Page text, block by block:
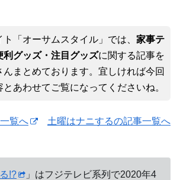
ト「オーサムスタイル」では、 家事テ
利グッズ・注目グッズに関する記事を
んまとめております。宜しければ今回
とあわせてご覧になってくださいね。
覧へ 土曜はナニするの記事一覧へ
!?
」はフジテレビ系列で2020年4